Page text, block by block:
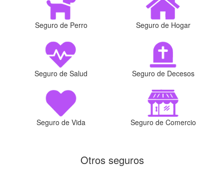
Seguro de Perro Seguro de Hogar
Seguro de Salud Seguro de Decesos
Seguro de Vida Seguro de Comercio
Otros seguros